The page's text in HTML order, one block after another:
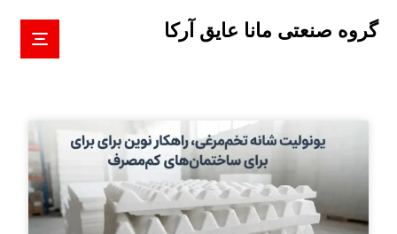
گروه صنعتی مانا عایق آرکا